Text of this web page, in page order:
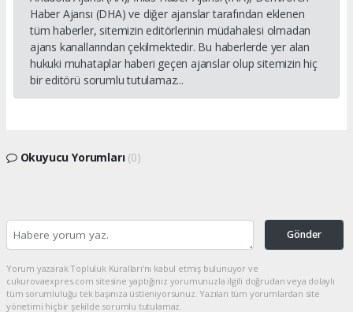
Haber Ajansı (DHA) ve diğer ajanslar tarafından eklenen
tüm haberler, sitemizin editörlerinin müdahalesi olmadan
ajans kanallarından çekilmektedir. Bu haberlerde yer alan
hukuki muhataplar haberi geçen ajanslar olup sitemizin hiç
bir editörü sorumlu tutulamaz...
Okuyucu Yorumları (0)
Gönder
Yorum yazarak Topluluk Kuralları’nı kabul etmiş bulunuyor ve
cukurovaexpres.com sitesine yaptığınız yorumunuzla ilgili doğrudan veya dolaylı
tüm sorumluluğu tek başınıza üstleniyorsunuz. Yazılan tüm yorumlardan site
yönetimi hiçbir şekilde sorumlu tutulamaz.